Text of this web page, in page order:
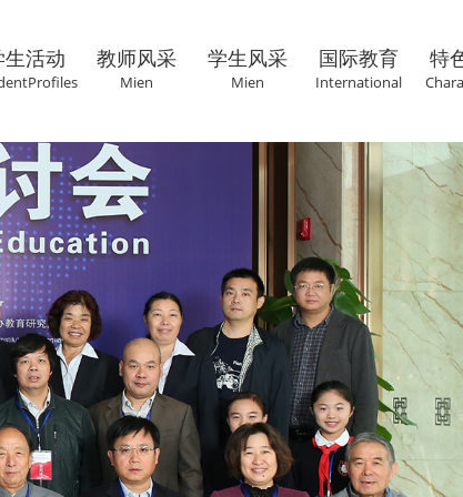
生活动 教师风采
Mien
学生风采
Mien
国际教育
International
特